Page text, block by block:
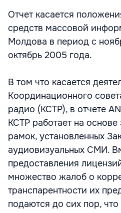
Отчет касается
средств массовой
Молдова в период с
октябрь 2005 года.
В том что касается
Координационного
радио (КСТР), в отчете
КСТР работает на основе
рамок, установленных
аудиовизуальных СМИ.
предоставления
множество жалоб о
транспарентности их
подаются до сих пор,